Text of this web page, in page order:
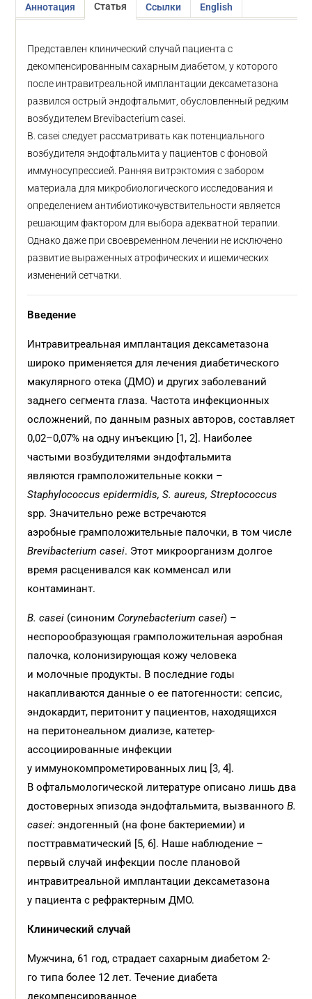
Аннотация Статья Ссылки English
Представлен клинический случай пациента с
декомпенсированным сахарным диабетом, у которого
после интравитреальной имплантации дексаметазона
развился острый эндофтальмит, обусловленный редким
возбудителем Brevibacterium casei.
B. casei следует рассматривать как потенциального
возбудителя эндофтальмита у пациентов с фоновой
иммуносупрессией. Ранняя витрэктомия с забором
материала для микробиологического исследования и
определением антибиотикочувствительности является
решающим фактором для выбора адекватной терапии.
Однако даже при своевременном лечении не исключено
развитие выраженных атрофических и ишемических
изменений сетчатки.
Введение
Интравитреальная имплантация дексаметазона
широко применяется для лечения диабетического
макулярного отека (ДМО) и других заболеваний
заднего сегмента глаза. Частота инфекционных
осложнений, по данным разных авторов, составляет
0,02–0,07% на одну инъекцию [1, 2]. Наиболее
частыми возбудителями эндофтальмита
являются грамположительные кокки –
Staphylococcus epidermidis, S. aureus, Streptococcus
spp. Значительно реже встречаются
аэробные грамположительные палочки, в том числе
Brevibacterium casei. Этот микроорганизм долгое
время расценивался как комменсал или
контаминант.
B. casei (синоним Corynebacterium casei) –
неспорообразующая грамположительная аэробная
палочка, колонизирующая кожу человека
и молочные продукты. В последние годы
накапливаются данные о ее патогенности: сепсис,
эндокардит, перитонит у пациентов, находящихся
на перитонеальном диализе, катетер-
ассоциированные инфекции
у иммунокомпрометированных лиц [3, 4].
В офтальмологической литературе описано лишь два
достоверных эпизода эндофтальмита, вызванногоB.
casei: эндогенный (на фоне бактериемии) и
посттравматический [5, 6]. Наше наблюдение –
первый случай инфекции после плановой
интравитреальной имплантации дексаметазона
у пациента с рефрактерным ДМО.
Клинический случай
Мужчина, 61 год, страдает сахарным диабетом 2-
го типа более 12 лет. Течение диабета
декомпенсированное